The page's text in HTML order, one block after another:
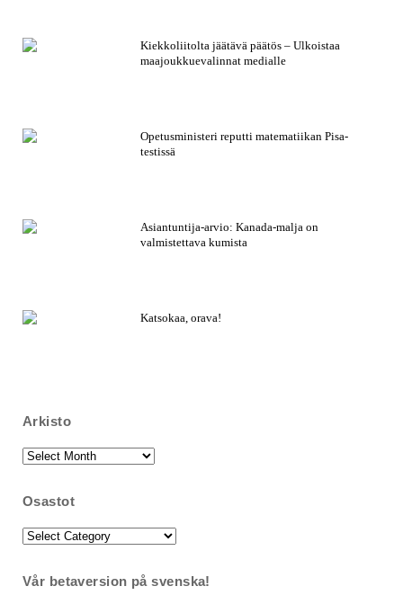
Kiekkoliitolta jäätävä päätös – Ulkoistaa
maajoukkuevalinnat medialle
Opetusministeri reputti matematiikan Pisa-
testissä
Asiantuntija-arvio: Kanada-malja on
valmistettava kumista
Katsokaa, orava!
Arkisto
Arkisto
Osastot
Osastot
Vår betaversion på svenska!